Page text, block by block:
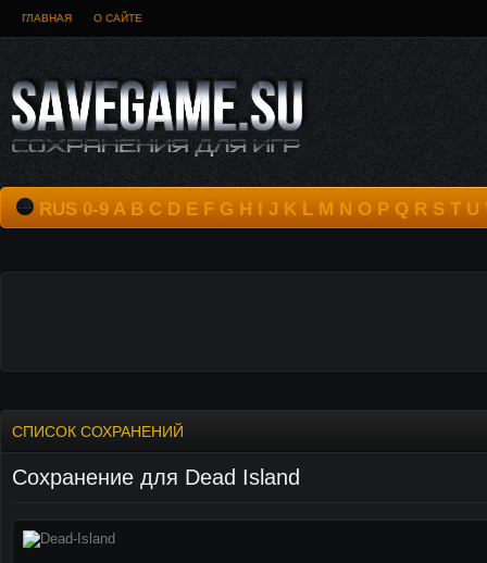
ГЛАВНАЯ О САЙТЕ
RUS 0-9 A B C D E F G H I J K L M N O P Q R S T U
СПИСОК СОХРАНЕНИЙ
Сохранение для Dead Island